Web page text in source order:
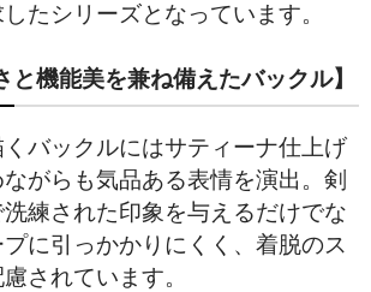
たシリーズとなっています。
と機能美を兼ね備えたバックル】
バックルにはサティーナ仕上げ
がらも気品ある表情を演出。剣
練された印象を与えるだけでな
プに引っかかりにくく、着脱のス
されています。